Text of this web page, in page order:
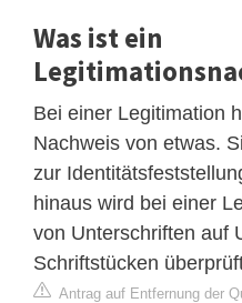
Was ist ein
Bei einer Legitimation
Nachweis von etwas.
zur
hinaus wird bei einer
von Unterschriften auf
Schriftstücken
Antrag auf Entfernung der